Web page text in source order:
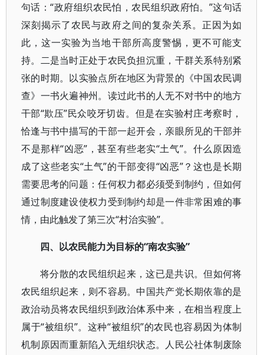
句话：“政府组织农民怕，农民组织政府怕。”这句话
深刻揭示了农民与政府之间的复杂关系。正因为如
此，这一实验为当地干部所高度警惕，更不可能支
持。二是当时正处于农民负担沉重，干群关系特别紧
张的时期。以实验点所在地区为背景的《中国农民调
查》一书火遍神州。读过此书的人无不对书中的地方
干部“欺压”民众咬牙切齿。但是在实验村庄考察时，
恰逢与书中描写的干部一起开会，亲眼所见的干部并
不是那样“凶恶”，甚至有些老实“土气”。什么原因造
成了这些老实“土气”的干部变得“凶恶”？这也是长期
需要思考的问题：任何权力都必须受到制约，但如何
通过制度建设使权力受到制约却是一件非常困难的事
情，由此触发了第三次“村治实验”。
四、以农民能力为目标的“南农实验”
将分散的农民组织起来，这已是共识。但如何将
农民组织起来，则不容易。中国共产党长期依靠的是
政治动员将农民组织到政治体系中来，在相当程度上
属于“被组织”。这种“被组织”的农民也容易因为体制
机制原因而重新陷入无组织状态。人民公社体制废除